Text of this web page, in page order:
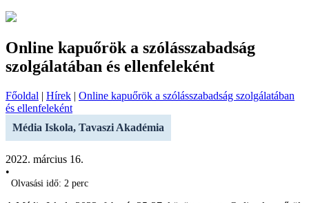
Online kapuőrök a szólásszabadság
szolgálatában és ellenfeleként
Főoldal | Hírek | Online kapuőrök a szólásszabadság szolgálatában
és ellenfeleként
Média Iskola, Tavaszi Akadémia
2022. március 16.
•
Olvasási idő: 2 perc